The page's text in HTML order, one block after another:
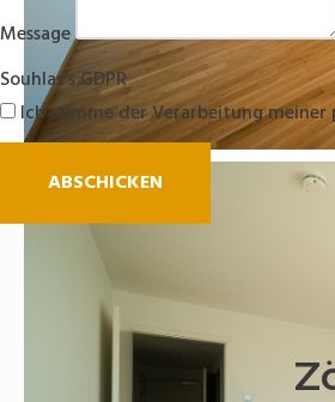
Message
Souhlas s GDPR
Ich stimme der Verarbeitung
ABSCHICKEN